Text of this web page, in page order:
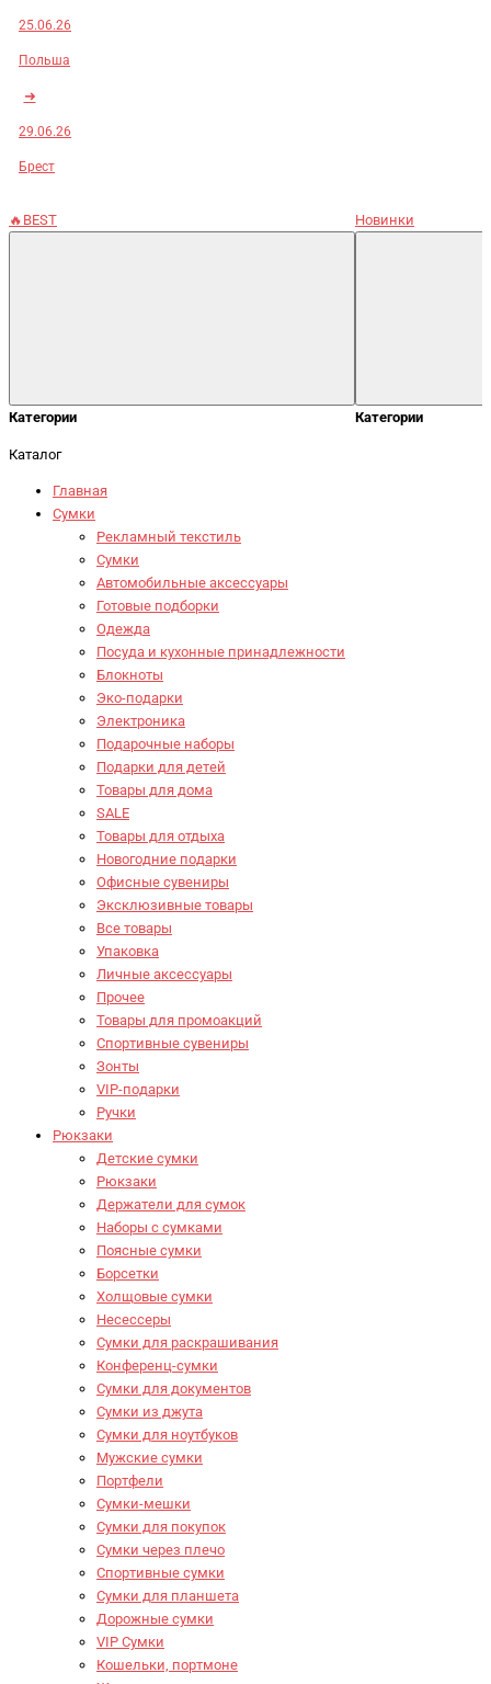
25.06.26
Польша
➜
29.06.26
Брест
🔥BEST
Категории
Новинки
Категории
Каталог
Главная
Сумки
Рекламный текстиль
Сумки
Автомобильные аксессуары
Готовые подборки
Одежда
Посуда и кухонные принадлежности
Блокноты
Эко-подарки
Электроника
Подарочные наборы
Подарки для детей
Товары для дома
SALE
Товары для отдыха
Новогодние подарки
Офисные сувениры
Эксклюзивные товары
Все товары
Упаковка
Личные аксессуары
Прочее
Товары для промоакций
Спортивные сувениры
Зонты
VIP-подарки
Ручки
Рюкзаки
Детские сумки
Рюкзаки
Держатели для сумок
Наборы с сумками
Поясные сумки
Борсетки
Холщовые сумки
Несессеры
Сумки для раскрашивания
Конференц-сумки
Сумки для документов
Сумки из джута
Сумки для ноутбуков
Мужские сумки
Портфели
Сумки-мешки
Сумки для покупок
Сумки через плечо
Спортивные сумки
Сумки для планшета
Дорожные сумки
VIP Сумки
Кошельки, портмоне